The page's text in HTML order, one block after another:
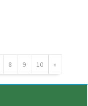
8 9 10 »